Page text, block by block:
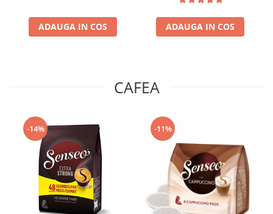
ADAUGA IN COS ADAUGA IN COS
CAFEA
-14% -11%